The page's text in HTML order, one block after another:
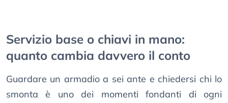
Servizio base o chiavi in mano:
quanto cambia davvero il conto
Guardare un armadio a sei ante e chiedersi chi lo
smonta è uno dei momenti fondanti di ogni